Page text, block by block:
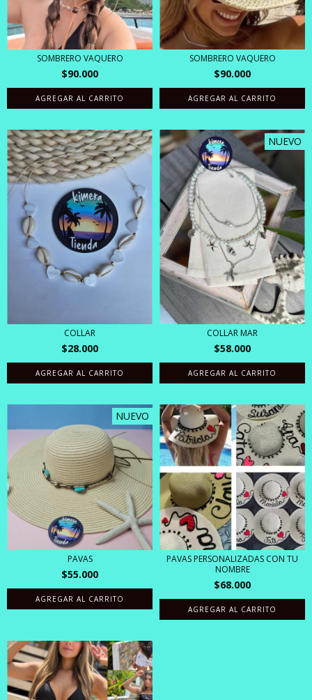
SOMBRERO VAQUERO
$90.000
AGREGAR AL CARRITO
SOMBRERO VAQUERO
$90.000
AGREGAR AL CARRITO
COLLAR
$28.000
NUEVO
COLLAR MAR
$58.000
NUEVO
PAVAS
$55.000
PAVAS PERSONALIZADAS CON TU
NOMBRE
$68.000
AGREGAR AL CARRITO